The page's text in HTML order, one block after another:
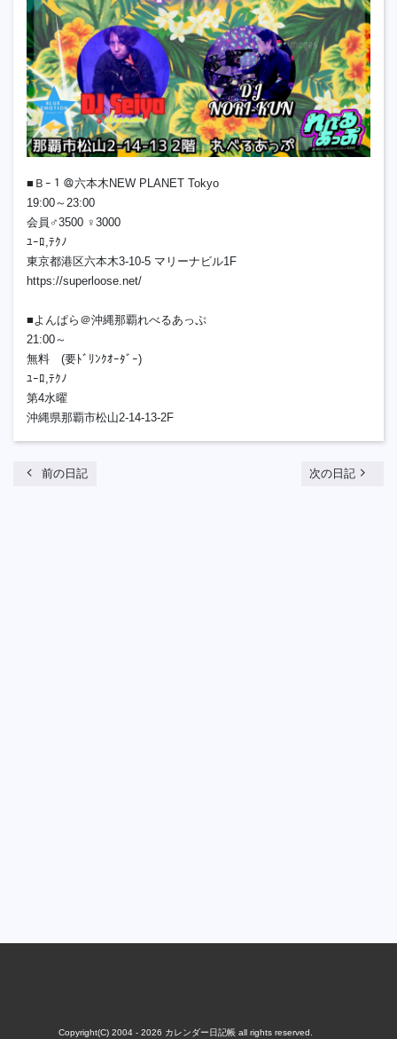
■Ｂｰ１＠六本木NEW PLANET Tokyo
19:00～23:00
会員♂3500 ♀3000
ﾕｰﾛ,ﾃｸﾉ
東京都港区六本木3-10-5 マリーナビル1F
https://superloose.net/
■よんぱら＠沖縄那覇れべるあっぷ
21:00～
無料 (要ﾄﾞﾘﾝｸｵｰﾀﾞｰ)
ﾕｰﾛ,ﾃｸﾉ
第4水曜
沖縄県那覇市松山2-14-13-2F
chevron_left 前の日記 次の日記 navigate_next
Copyright(C) 2004 - 2026 カレンダー日記帳all rights reserved.